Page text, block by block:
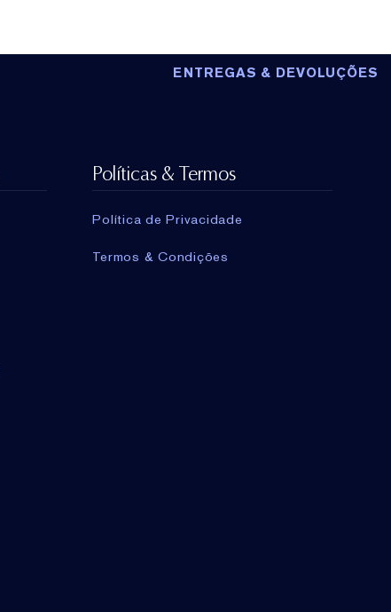
ENTREGAS & DEVOLUÇÕES
Políticas & Termos
Política de Privacidade
Termos & Condições